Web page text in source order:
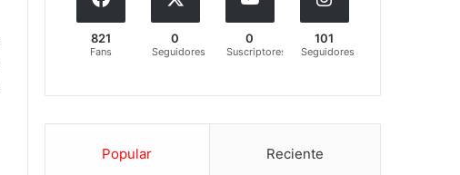
821
Fans
0
Seguidores
0
Suscriptores
101
Seguidores
Popular Reciente